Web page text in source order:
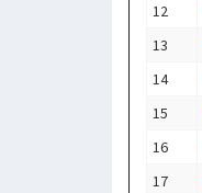
12
13
14
15
16
17